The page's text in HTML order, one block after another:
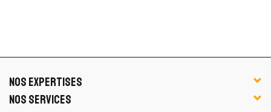
NOS EXPERTISES
NOS SERVICES